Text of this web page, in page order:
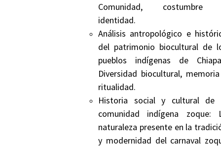
Comunidad, costumbre
identidad.
Análisis antropológico e
del patrimonio biocultural de
pueblos indígenas de
Diversidad biocultural,
ritualidad.
Historia social y cultural de
comunidad indígena zoque:
naturaleza presente en la
y modernidad del carnaval